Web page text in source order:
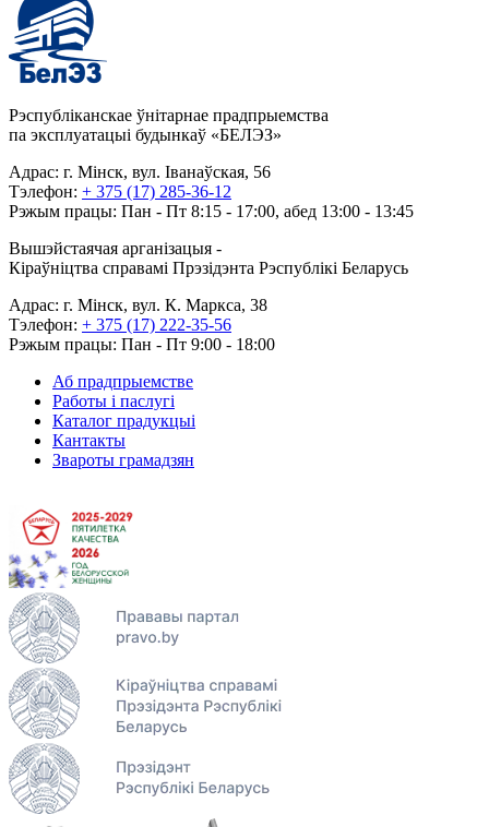
Рэспубліканскае ўнітарнае прадпрыемства
па эксплуатацыі будынкаў «БЕЛЭЗ»
Адрас: г. Мінск, вул. Іванаўская, 56
Тэлефон: + 375 (17) 285-36-12
Рэжым працы: Пан - Пт 8:15 - 17:00, абед 13:00 - 13:45
Вышэйстаячая арганізацыя -
Кіраўніцтва справамі Прэзідэнта Рэспублікі Беларусь
Адрас: г. Мінск, вул. К. Маркса, 38
Тэлефон: + 375 (17) 222-35-56
Рэжым працы: Пан - Пт 9:00 - 18:00
Аб прадпрыемстве
Работы і паслугі
Каталог прадукцыі
Кантакты
Звароты грамадзян